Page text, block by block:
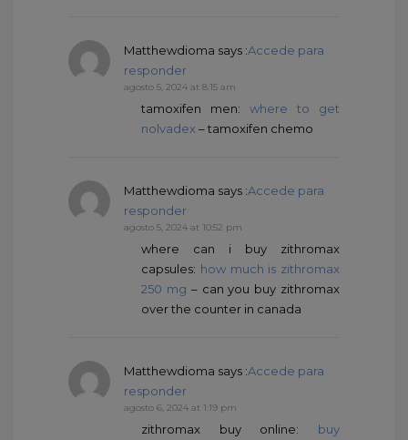
Matthewdioma says :Accede para
responder
agosto 5, 2024 at 8:15 am
tamoxifen men: where to get
nolvadex – tamoxifen chemo
Matthewdioma says :Accede para
responder
agosto 5, 2024 at 10:52 pm
where can i buy zithromax
capsules: how much is zithromax
250 mg – can you buy zithromax
over the counter in canada
Matthewdioma says :Accede para
responder
agosto 6, 2024 at 1:19 pm
zithromax buy online: buy